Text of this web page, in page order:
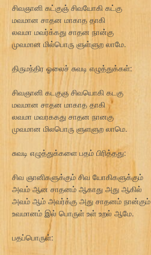
சிவஞானி கட்குஞ் சிவயோகி கட்கு
மவமான சாதன மாகாத தாகி
லவமா மவர்க்கது சாதன நான்கு
முவமான மில்பொரு ளுள்ளுற லாமே.
திருமந்திர ஓலைச் சுவடி எழுத்துக்கள்:
சிவஞானி கடகுஞ சிவயொகி கடகு
மவமான சாதன மாகாத தாகி
லவமா மவரககது சாதன நானகு
முவமான மிலபொரு ளுளளுற லாமெ.
சுவடி எழுத்துக்களை பதம் பிரித்தது:
சிவ ஞானிகளுக்கும் சிவ யோகிகளுக்கும்
அவம் ஆன சாதனம் ஆகாது அது ஆகில்
அவம் ஆம் அவர்க்கு அது சாதனம் நான்கும்
உவமானம் இல் பொருள் உள் உறல் ஆமே.
பதப்பொருள்: